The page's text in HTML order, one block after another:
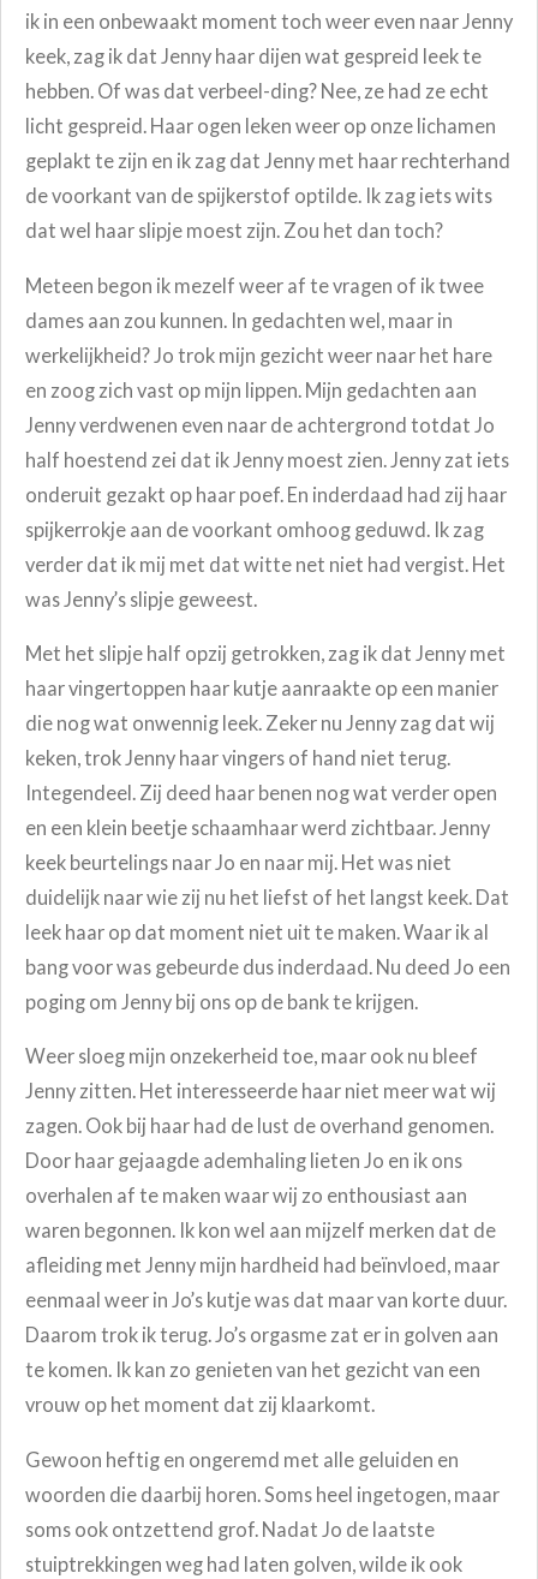
ik in een onbewaakt moment toch weer even naar Jenny
keek, zag ik dat Jenny haar dijen wat gespreid leek te
hebben. Of was dat verbeel-ding? Nee, ze had ze echt
licht gespreid. Haar ogen leken weer op onze lichamen
geplakt te zijn en ik zag dat Jenny met haar rechterhand
de voorkant van de spijkerstof optilde. Ik zag iets wits
dat wel haar slipje moest zijn. Zou het dan toch?
Meteen begon ik mezelf weer af te vragen of ik twee
dames aan zou kunnen. In gedachten wel, maar in
werkelijkheid? Jo trok mijn gezicht weer naar het hare
en zoog zich vast op mijn lippen. Mijn gedachten aan
Jenny verdwenen even naar de achtergrond totdat Jo
half hoestend zei dat ik Jenny moest zien. Jenny zat iets
onderuit gezakt op haar poef. En inderdaad had zij haar
spijkerrokje aan de voorkant omhoog geduwd. Ik zag
verder dat ik mij met dat witte net niet had vergist. Het
was Jenny’s slipje geweest.
Met het slipje half opzij getrokken, zag ik dat Jenny met
haar vingertoppen haar kutje aanraakte op een manier
die nog wat onwennig leek. Zeker nu Jenny zag dat wij
keken, trok Jenny haar vingers of hand niet terug.
Integendeel. Zij deed haar benen nog wat verder open
en een klein beetje schaamhaar werd zichtbaar. Jenny
keek beurtelings naar Jo en naar mij. Het was niet
duidelijk naar wie zij nu het liefst of het langst keek. Dat
leek haar op dat moment niet uit te maken. Waar ik al
bang voor was gebeurde dus inderdaad. Nu deed Jo een
poging om Jenny bij ons op de bank te krijgen.
Weer sloeg mijn onzekerheid toe, maar ook nu bleef
Jenny zitten. Het interesseerde haar niet meer wat wij
zagen. Ook bij haar had de lust de overhand genomen.
Door haar gejaagde ademhaling lieten Jo en ik ons
overhalen af te maken waar wij zo enthousiast aan
waren begonnen. Ik kon wel aan mijzelf merken dat de
afleiding met Jenny mijn hardheid had beïnvloed, maar
eenmaal weer in Jo’s kutje was dat maar van korte duur.
Daarom trok ik terug. Jo’s orgasme zat er in golven aan
te komen. Ik kan zo genieten van het gezicht van een
vrouw op het moment dat zij klaarkomt.
Gewoon heftig en ongeremd met alle geluiden en
woorden die daarbij horen. Soms heel ingetogen, maar
soms ook ontzettend grof. Nadat Jo de laatste
stuiptrekkingen weg had laten golven, wilde ik ook